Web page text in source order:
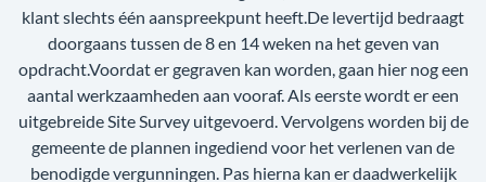
klant slechts één aanspreekpunt heeft.De levertijd bedraagt
doorgaans tussen de 8 en 14 weken na het geven van
opdracht.Voordat er gegraven kan worden, gaan hier nog een
aantal werkzaamheden aan vooraf. Als eerste wordt er een
uitgebreide Site Survey uitgevoerd. Vervolgens worden bij de
gemeente de plannen ingediend voor het verlenen van de
benodigde vergunningen. Pas hierna kan er daadwerkelijk